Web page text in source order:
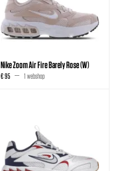
Nike Zoom Air Fire Barely Rose (W)
€ 95 1 webshop